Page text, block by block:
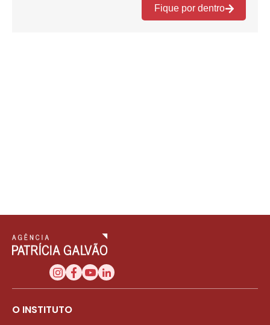
O INSTITUTO